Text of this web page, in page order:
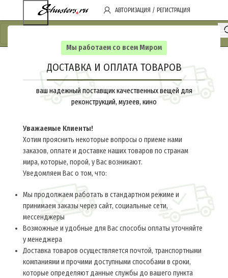
Мы работаем со всем Миром
ДОСТАВКА И ОПЛАТА ТОВАРОВ
ваш надежный поставщик качественных вещей для
реконструкций, музеев, кино
Уважаемые Клиенты!
Хотим прояснить некоторые вопросы о приеме нами
заказов, оплате и доставке наших товаров по странам
мира, которые, порой, у Вас возникают.
Уведомляем Вас о том, что:
Мы продолжаем работать в стандартном режиме и
принимаем заказы через сайт, социальные сети,
мессенджеры
Возможные и удобные для Вас способы оплаты уточняйте
у менеджера
Доставка товаров осуществляется почтой, транспортными
компаниями и прочими доступными способами в сроки,
которые определяют данные службы до вашего пункта
АВТОРИЗАЦИЯ / РЕГИСТРАЦИЯ